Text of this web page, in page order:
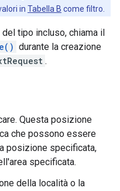
in Tabella B come filtro.
tipo incluso, chiama il
durante la creazione
.
Questa posizione
che possono essere
posizione specificata,
specificata.
della località o la